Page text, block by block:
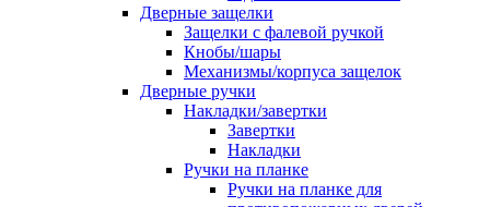
Дверные защелки
Защелки с фалевой ручкой
Кнобы/шары
Механизмы/корпуса защелок
Дверные ручки
Накладки/завертки
Завертки
Накладки
Ручки на планке
Ручки на планке для